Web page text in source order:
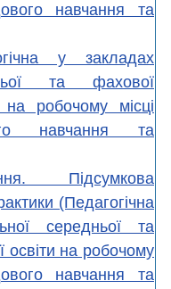
навчання та
у закладах
та фахової
робочому місці
навчання та
Підсумкова
(Педагогічна
середньої та
на робочому
навчання та